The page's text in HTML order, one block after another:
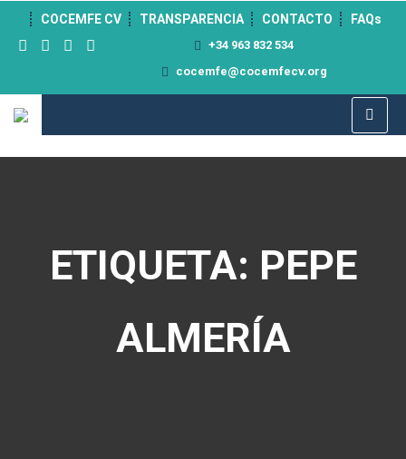
COCEMFE CV TRANSPARENCIA CONTACTO FAQs
+34 963 832 534
cocemfe@cocemfecv.org
ETIQUETA: PEPE
ALMERÍA